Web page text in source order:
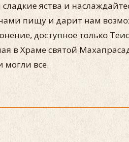
яства и
пищу и дарит нам
доступное только
в Храме святой
могли все.